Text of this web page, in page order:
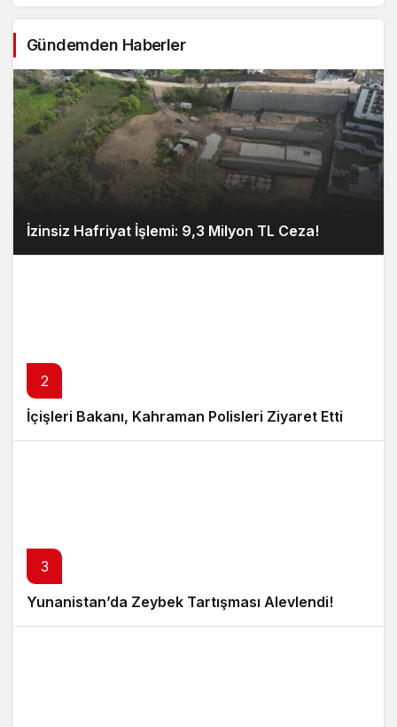
Gündemden Haberler
İzinsiz Hafriyat İşlemi: 9,3 Milyon TL Ceza!
2
İçişleri Bakanı, Kahraman Polisleri Ziyaret Etti
3
Yunanistan’da Zeybek Tartışması Alevlendi!